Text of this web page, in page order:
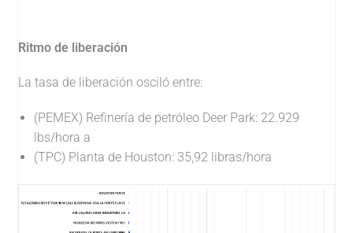
Ritmo de liberación
La tasa de liberación osciló entre:
(PEMEX) Refinería de petróleo Deer Park: 22.929
lbs/hora a
(TPC) Planta de Houston: 35,92 libras/hora